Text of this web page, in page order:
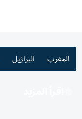
المغرب البرازيل